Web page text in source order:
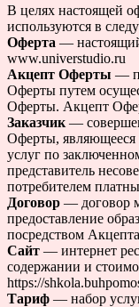
В целях настоящей
используются в
Оферта —
www.universtudio.ru
Акцепт Оферты —
Оферты путем
Оферты. Акцепт
Заказчик —
Оферты, являющееся
услуг по
представитель
потребителем
Договор — договор
предоставление
посредством
Сайт — интернет
cодержании и
https://
Тариф — набор